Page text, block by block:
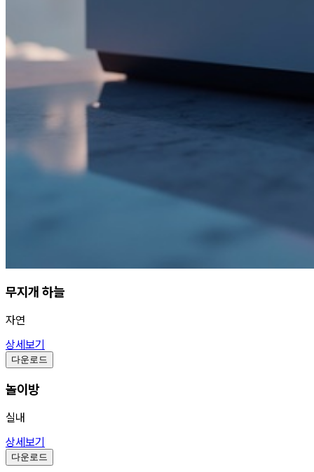
무지개 하늘
자연
상세보기
다운로드
놀이방
실내
상세보기
다운로드